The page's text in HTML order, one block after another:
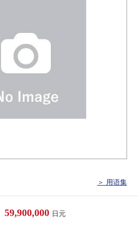
＞ 用语集
59,900,000 日元